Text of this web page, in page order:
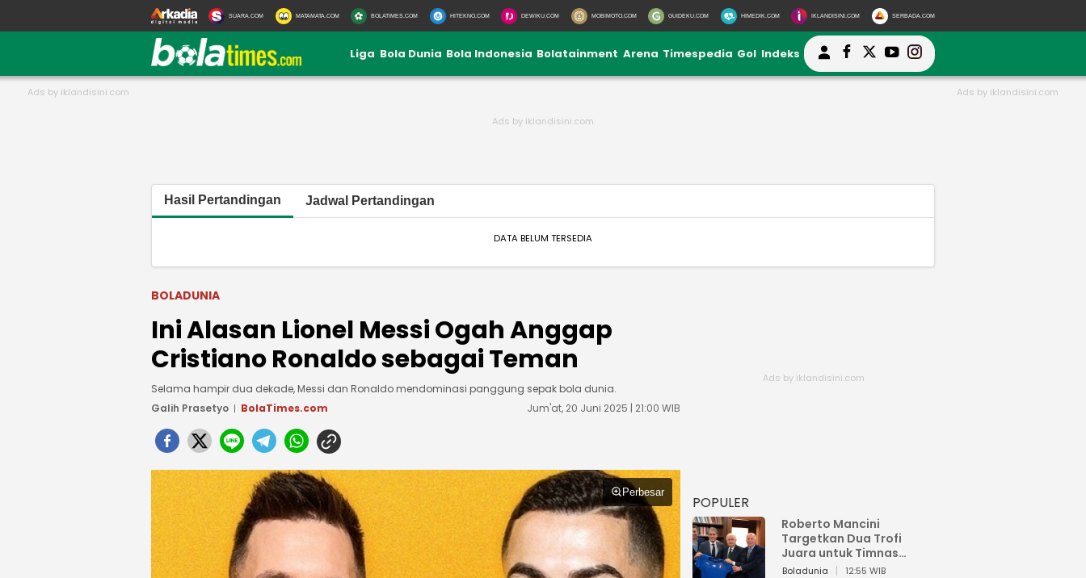
SUARA.COM MATAMATA.COM BOLATIMES.COM HITEKNO.COM DEWIKU.COM MOBIMOTO.COM GUIDEKU.COM HIMEDIK.COM IKLANDISINI.COM SERBADA.COM
Liga Bola Dunia Bola Indonesia Bolatainment Arena Timespedia Gol Indeks
Hasil Pertandingan Jadwal Pertandingan
DATA BELUM TERSEDIA
BOLADUNIA
Ini Alasan Lionel Messi Ogah Anggap
Cristiano Ronaldo sebagai Teman
Selama hampir dua dekade, Messi dan Ronaldo mendominasi panggung sepak bola dunia.
Galih Prasetyo
BolaTimes.com Jum'at, 20 Juni 2025 | 21:00 WIB
Perbesar
POPULER
Roberto Mancini
Targetkan Dua Trofi
Juara untuk Timnas
Italia
Boladunia 12:55 WIB